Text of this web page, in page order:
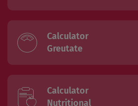
Calculator
Greutate
Calculator
Nutritional